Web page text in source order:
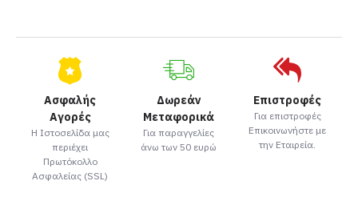
Ασφαλής
Αγορές
Η Ιστοσελίδα μας
περιέχει
Πρωτόκολλο
Ασφαλείας (SSL)
Δωρεάν
Μεταφορικά
Για παραγγελίες
άνω των 50 ευρώ
Επιστροφές
Για επιστροφές
Επικοινωνήστε με
την Εταιρεία.